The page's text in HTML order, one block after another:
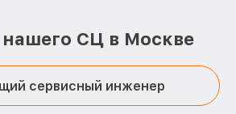
СЦ в Москве
сервисный инженер